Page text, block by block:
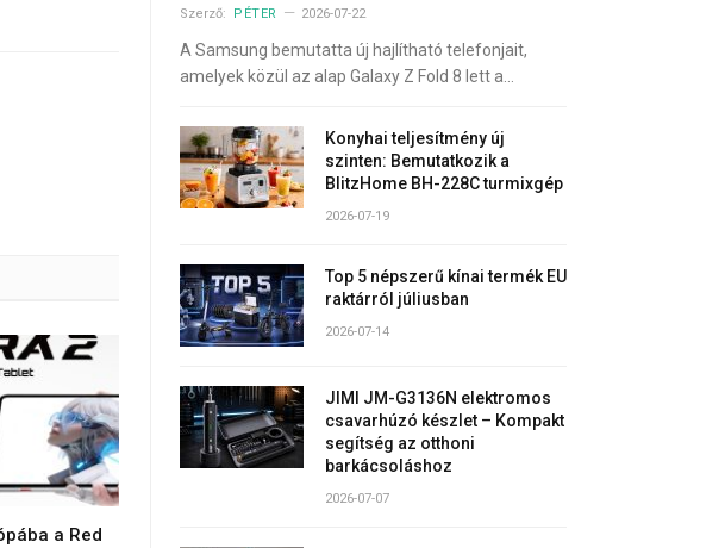
a Red
Szerző: PÉTER 2026-07-22
A Samsung bemutatta új hajlítható telefonjait,
amelyek közül az alap Galaxy Z Fold 8 lett a…
Konyhai teljesítmény új
szinten: Bemutatkozik a
BlitzHome BH-228C turmixgép
2026-07-19
Top 5 népszerű kínai termék EU
raktárról júliusban
2026-07-14
JIMI JM-G3136N elektromos
csavarhúzó készlet – Kompakt
segítség az otthoni
barkácsoláshoz
2026-07-07